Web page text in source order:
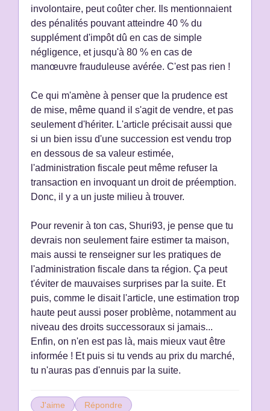
involontaire, peut coûter cher. Ils mentionnaient
des pénalités pouvant atteindre 40 % du
supplément d'impôt dû en cas de simple
négligence, et jusqu'à 80 % en cas de
manœuvre frauduleuse avérée. C'est pas rien !
Ce qui m'amène à penser que la prudence est
de mise, même quand il s'agit de vendre, et pas
seulement d'hériter. L'article précisait aussi que
si un bien issu d'une succession est vendu trop
en dessous de sa valeur estimée,
l'administration fiscale peut même refuser la
transaction en invoquant un droit de préemption.
Donc, il y a un juste milieu à trouver.
Pour revenir à ton cas, Shuri93, je pense que tu
devrais non seulement faire estimer ta maison,
mais aussi te renseigner sur les pratiques de
l'administration fiscale dans ta région. Ça peut
t'éviter de mauvaises surprises par la suite. Et
puis, comme le disait l'article, une estimation trop
haute peut aussi poser problème, notamment au
niveau des droits successoraux si jamais...
Enfin, on n'en est pas là, mais mieux vaut être
informée ! Et puis si tu vends au prix du marché,
J'aime Répondre